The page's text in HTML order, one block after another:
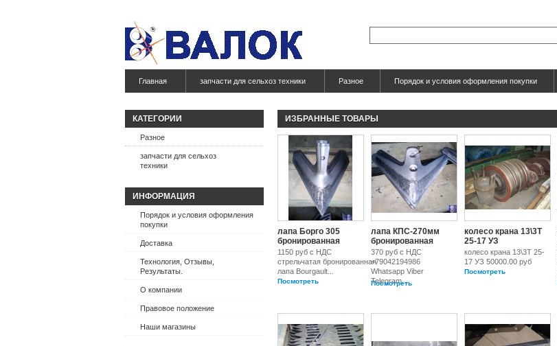
Главная запчасти для сельхоз техники Разное Порядок и условия оформления покупки
КАТЕГОРИИ
Разное
запчасти для сельхоз
техники
ИНФОРМАЦИЯ
Порядок и условия оформления
покупки
Доставка
Технология, Отзывы,
Результаты.
О компании
Правовое положение
Наши магазины
ИЗБРАННЫЕ ТОВАРЫ
лапа Борго 305
бронированная
1150 руб с НДС
стрельчатая бронированная
лапа Bourgault...
Посмотреть
лапа КПС-270мм
бронированная
370 руб с НДС
+79042194986
Whatsapp Viber
Telegram...
Посмотреть
колесо крана 13\3Т
25-17 УЗ
колесо крана 13\3Т 25-
17 УЗ 50000.00 руб
Посмотреть